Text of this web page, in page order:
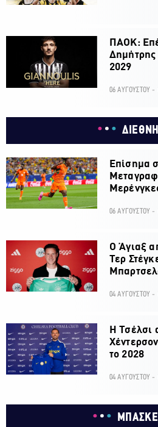
ΠΑΟΚ:
Δημήτρης
2029
06 ΑΥΓΟΥΣΤΟΥ -
ΔΙΕΘΝΗ
Επίσημα
06 ΑΥΓΟΥΣΤΟΥ -
Ο Άγιαξ
Τερ
04 ΑΥΓΟΥΣΤΟΥ -
H Τσέλσι
το 2028
04 ΑΥΓΟΥΣΤΟΥ -